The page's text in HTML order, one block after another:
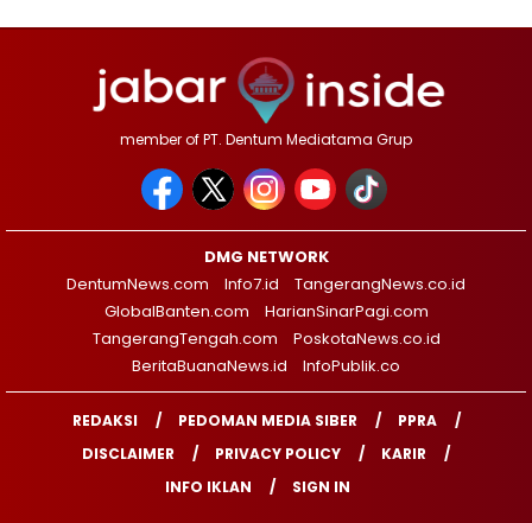
member of PT. Dentum Mediatama Grup
DMG NETWORK
DentumNews.com
Info7.id
TangerangNews.co.id
GlobalBanten.com
HarianSinarPagi.com
TangerangTengah.com
PoskotaNews.co.id
BeritaBuanaNews.id
InfoPublik.co
REDAKSI PEDOMAN MEDIA SIBER
PPRA
DISCLAIMER
PRIVACY POLICY
KARIR
INFO IKLAN
SIGN IN